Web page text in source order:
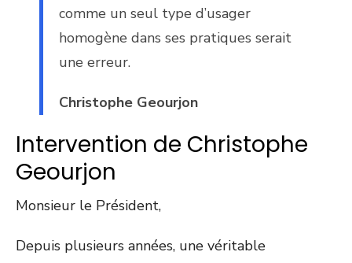
comme un seul type d’usager
homogène dans ses pratiques serait
une erreur.
Christophe Geourjon
Intervention de Christophe
Geourjon
Monsieur le Président,
Depuis plusieurs années, une véritable